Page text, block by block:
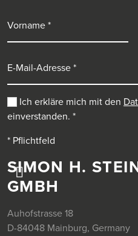
SIMON H.
GMBH
Auhofstrasse 18
D-84048 Mainburg, Germany
Ich erkläre mich mit den
einverstanden. *
* Pflichtfeld